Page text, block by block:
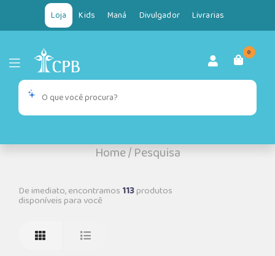
Loja Kids Maná Divulgador Livrarias
0
Home/Pesquisa
De imediato, encontramos 113produtos
disponíveis para você